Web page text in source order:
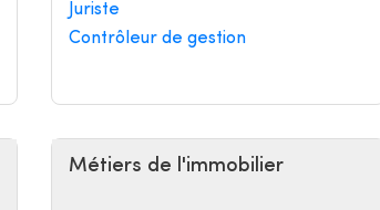
Juriste
Contrôleur de gestion
Métiers de l'immobilier